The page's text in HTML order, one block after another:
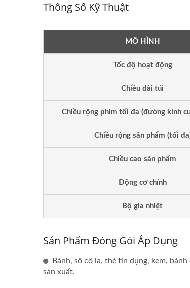
Thông Số Kỹ Thuật
MÔ HÌNH
Tốc độ hoạt động
Chiều dài túi
Chiều rộng phim tối đa (đường kính
Chiều rộng sản phẩm (tối
Chiều cao sản phẩm
Động cơ chính
Bộ gia nhiệt
Sản Phẩm Đóng Gói Áp Dụng
Bánh, sô cô la, thẻ tín dụng, kem,
sản xuất.